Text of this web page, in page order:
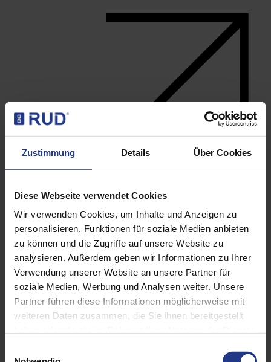
Zustimmung Details Über Cookies
Diese Webseite verwendet Cookies
Wir verwenden Cookies, um Inhalte und Anzeigen zu
personalisieren, Funktionen für soziale Medien anbieten
zu können und die Zugriffe auf unsere Website zu
analysieren. Außerdem geben wir Informationen zu Ihrer
Verwendung unserer Website an unsere Partner für
soziale Medien, Werbung und Analysen weiter. Unsere
Partner führen diese Informationen möglicherweise mit
weiteren Daten zusammen, die Sie ihnen bereitgestellt
unserer Datenschutzerklärung.
Lifting points